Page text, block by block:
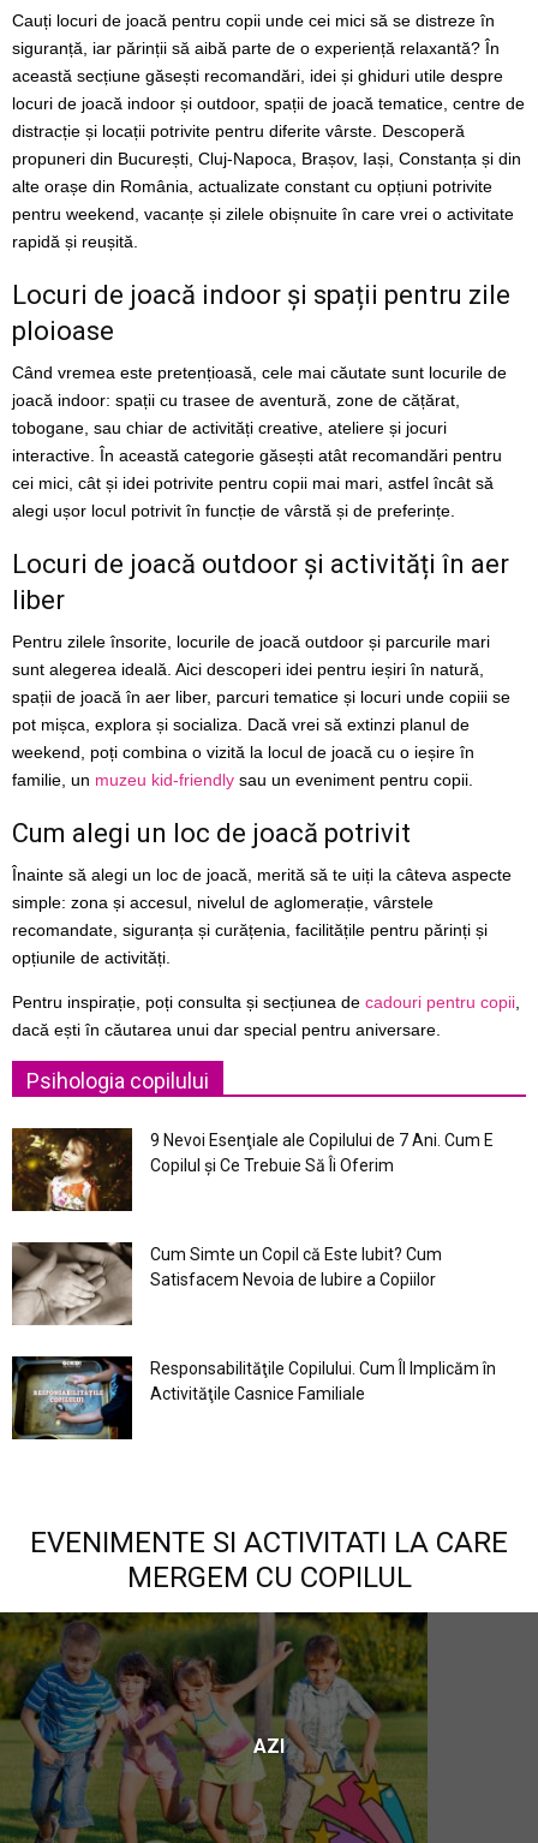
Cauți locuri de joacă pentru copii unde cei mici să se distreze în
siguranță, iar părinții să aibă parte de o experiență relaxantă? În
această secțiune găsești recomandări, idei și ghiduri utile despre
locuri de joacă indoor și outdoor, spații de joacă tematice, centre de
distracție și locații potrivite pentru diferite vârste. Descoperă
propuneri din București, Cluj-Napoca, Brașov, Iași, Constanța și din
alte orașe din România, actualizate constant cu opțiuni potrivite
pentru weekend, vacanțe și zilele obișnuite în care vrei o activitate
rapidă și reușită.
Locuri de joacă indoor și spații pentru zile
ploioase
Când vremea este pretențioasă, cele mai căutate sunt locurile de
joacă indoor: spații cu trasee de aventură, zone de cățărat,
tobogane, sau chiar de activități creative, ateliere și jocuri
interactive. În această categorie găsești atât recomandări pentru
cei mici, cât și idei potrivite pentru copii mai mari, astfel încât să
alegi ușor locul potrivit în funcție de vârstă și de preferințe.
Locuri de joacă outdoor și activități în aer
liber
Pentru zilele însorite, locurile de joacă outdoor și parcurile mari
sunt alegerea ideală. Aici descoperi idei pentru ieșiri în natură,
spații de joacă în aer liber, parcuri tematice și locuri unde copiii se
pot mișca, explora și socializa. Dacă vrei să extinzi planul de
weekend, poți combina o vizită la locul de joacă cu o ieșire în
familie, un muzeu kid-friendly sau un eveniment pentru copii.
Cum alegi un loc de joacă potrivit
Înainte să alegi un loc de joacă, merită să te uiți la câteva aspecte
simple: zona și accesul, nivelul de aglomerație, vârstele
recomandate, siguranța și curățenia, facilitățile pentru părinți și
opțiunile de activități.
Pentru inspirație, poți consulta și secțiunea de cadouri pentru copii,
dacă ești în căutarea unui dar special pentru aniversare.
Psihologia copilului
9 Nevoi Esenţiale ale Copilului de 7 Ani. Cum E
Copilul şi Ce Trebuie Să Îi Oferim
Cum Simte un Copil că Este Iubit? Cum
Satisfacem Nevoia de Iubire a Copiilor
Responsabilităţile Copilului. Cum Îl Implicăm în
Activităţile Casnice Familiale
EVENIMENTE SI ACTIVITATI LA CARE
MERGEM CU COPILUL
AZI